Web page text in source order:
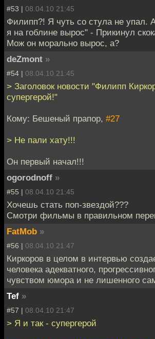
#53 | 08.04.10 21:45
Филипп?! Я чуть со стула не упал.
я на гоблине вырос" - Прикинул
Мож он морально вырос, а?
deZmont »
#54 | 08.04.10 21:45
> Заголовок новости "Филипп
супергерой!"
Кому: Бешеный прапор, #27
> Не пали хату!!!
Он первый начал!!!
ogorodnoff »
#55 | 08.04.10 21:45
Хочешь стать поп-звездой???
Смотри фильмы в правильном
FatMob »
#56 | 08.04.10 21:47
Киркоров в целом в интервью
человека адекватного,
чувством юмора и не лишенного
Tef »
#57 | 08.04.10 21:47
> Я и так - супергерой